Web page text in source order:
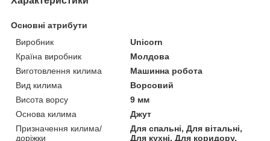
Основні атрибути
Виробник
Unicorn
Країна виробник
Молдова
Виготовлення килима
Машинна робота
Вид килима
Ворсовий
Висота ворсу
9 мм
Основа килима
Джут
Призначення килима/
доріжки
Для спальні, Для вітальні,
Для кухні, Для коридору,